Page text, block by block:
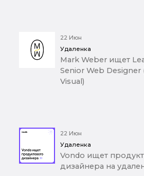
22 Июн
Удаленка
Mark Weber ищет
Senior Web Designer
Visual)
22 Июн
Удаленка
Vondo ищет
дизайнера на